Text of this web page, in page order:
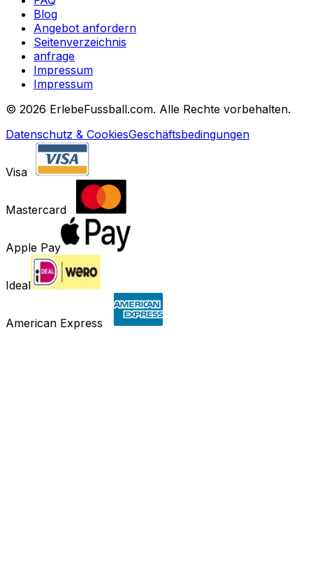
Blog
Angebot anfordern
Seitenverzeichnis
anfrage
Impressum
Impressum
© 2026 ErlebeFussball.com. Alle Rechte vorbehalten.
Datenschutz & CookiesGeschäftsbedingungen
Visa
Mastercard
Apple Pay
Ideal
American Express